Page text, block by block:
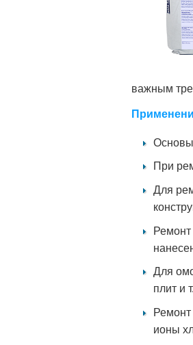
важным
При
Для
Для
плит и
ионы